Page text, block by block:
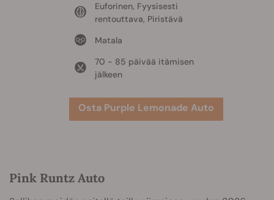
Euforinen, Fyysisesti
rentouttava, Piristävä
Matala
70 - 85 päivää itämisen
jälkeen
Osta Purple Lemonade Auto
Pink Runtz Auto